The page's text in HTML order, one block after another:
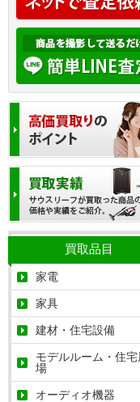
買取品目
家電
家具
建材・住宅設備
モデルルーム・住
場
オーディオ機器